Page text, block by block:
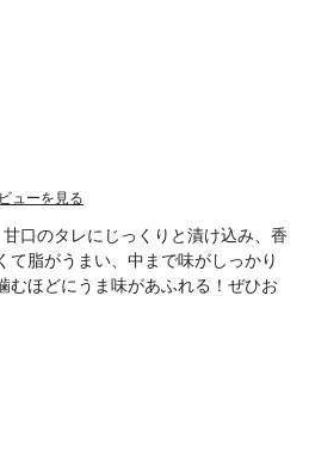
ューを見る
口のタレにじっくりと漬け込み、香
て脂がうまい、中まで味がしっかり
むほどにうま味があふれる！ぜひお